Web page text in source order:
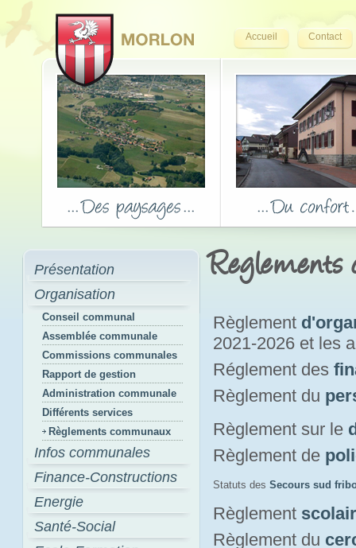
Accueil Contact
Présentation
Organisation
Conseil communal
Assemblée communale
Commissions communales
Rapport de gestion
Administration communale
Différents services
Règlements communaux
Infos communales
Finance-Constructions
Energie
Santé-Social
Règlement
2021-2026 et les
Réglement des
Règlement du
Règlement sur le
Règlement de
Statuts des Secours sud
Règlement
Règlement du